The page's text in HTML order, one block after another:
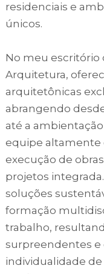
residenciais e
únicos.
No meu escritório
Arquitetura,
arquitetônicas
abrangendo
até a
equipe altamente
execução de
projetos
soluções
formação
trabalho,
surpreendentes
individualidade